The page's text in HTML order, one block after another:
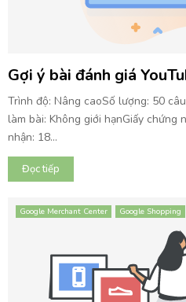
Gợi ý bài đánh giá
Trình độ: Nâng caoSố lượng: 50
làm bài: Không giới hạnGiấy chứng
nhận: 18...
Đọc tiếp
Google Merchant Center Google Shopping